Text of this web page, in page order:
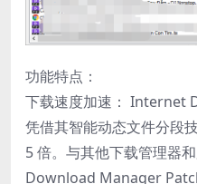
功能特点：
下载速度加速： Internet
凭借其智能动态文件分段
5 倍。与其他下载管理器
Download Manager